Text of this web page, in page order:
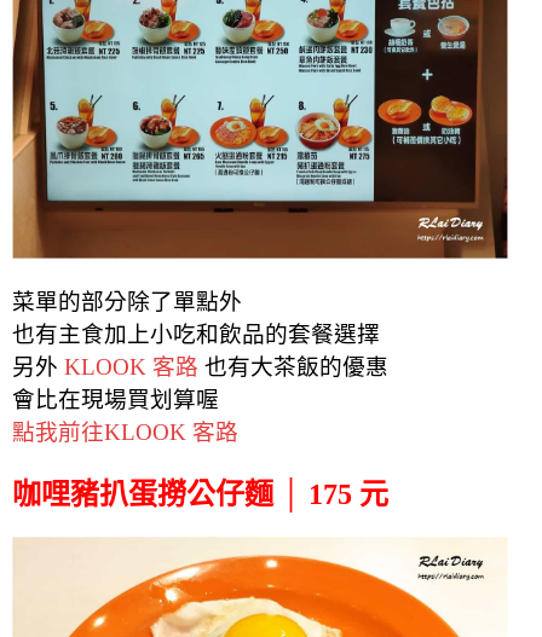
菜單的部分除了單點外
也有主食加上小吃和飲品的套餐選擇
另外 KLOOK 客路 也有大茶飯的優惠
會比在現場買划算喔
點我前往KLOOK 客路
咖哩豬扒蛋撈公仔麵 │ 175 元